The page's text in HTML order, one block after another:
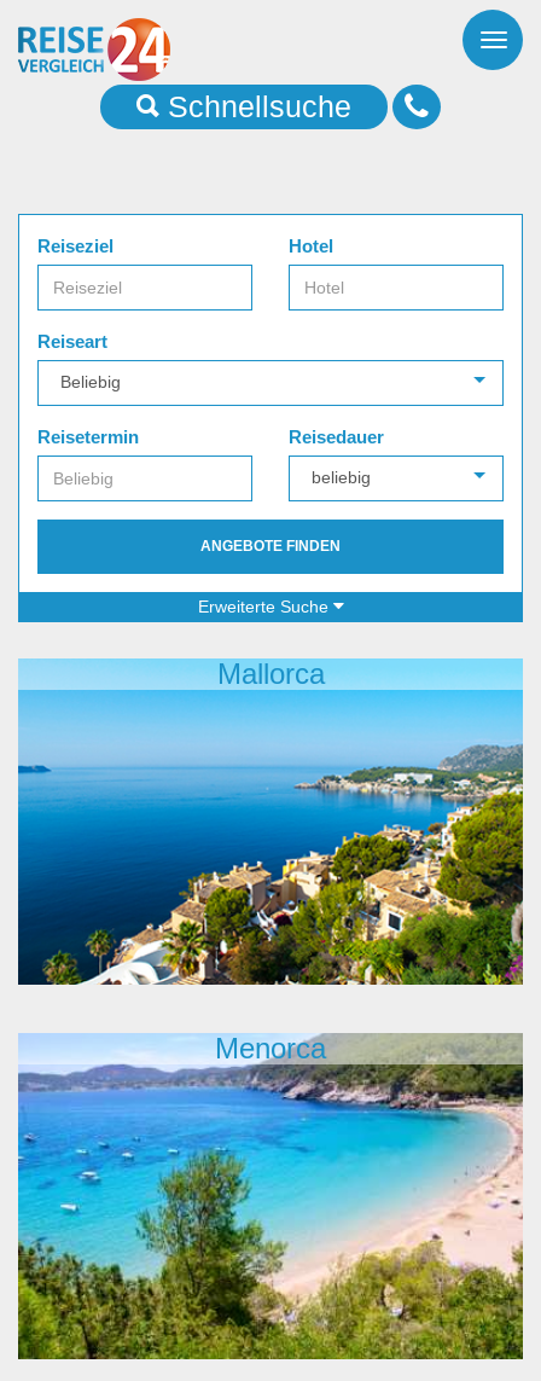
Toggle
Schnellsuche
Reiseziel Hotel
Reiseart
Reisetermin Reisedauer
ANGEBOTE FINDEN
Erweiterte Suche
Mallorca
Menorca